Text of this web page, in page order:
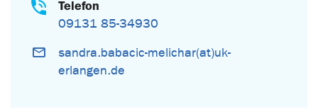
Telefon
09131 85-34930
sandra.babacic-melichar(at)uk-
erlangen.de